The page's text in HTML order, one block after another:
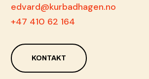
edvard@kurbadhagen.no
+47 410 62 164
KONTAKT